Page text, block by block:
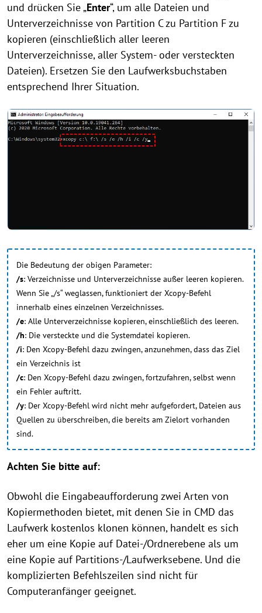
und drücken Sie „Enter“, um alle Dateien und
Unterverzeichnisse von Partition C zu Partition F zu
kopieren (einschließlich aller leeren
Unterverzeichnisse, aller System- oder versteckten
Dateien). Ersetzen Sie den Laufwerksbuchstaben
entsprechend Ihrer Situation.
Die Bedeutung der obigen Parameter:
/s: Verzeichnisse und Unterverzeichnisse außer leeren kopieren.
Wenn Sie „/s“ weglassen, funktioniert der Xcopy-Befehl
innerhalb eines einzelnen Verzeichnisses.
/e: Alle Unterverzeichnisse kopieren, einschließlich des leeren.
/h: Die versteckte und die Systemdatei kopieren.
/i: Den Xcopy-Befehl dazu zwingen, anzunehmen, dass das Ziel
ein Verzeichnis ist
/c: Den Xcopy-Befehl dazu zwingen, fortzufahren, selbst wenn
ein Fehler auftritt.
/y: Der Xcopy-Befehl wird nicht mehr aufgefordert, Dateien aus
Quellen zu überschreiben, die bereits am Zielort vorhanden
sind.
Achten Sie bitte auf:
Obwohl die Eingabeaufforderung zwei Arten von
Kopiermethoden bietet, mit denen Sie in CMD das
Laufwerk kostenlos klonen können, handelt es sich
eher um eine Kopie auf Datei-/Ordnerebene als um
eine Kopie auf Partitions-/Laufwerksebene. Und die
komplizierten Befehlszeilen sind nicht für
Computeranfänger geeignet.